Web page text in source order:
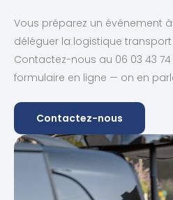
Vous préparez un événement
déléguer la logistique
Contactez-nous au 06 03 43
formulaire en ligne — on en
Contactez-nous